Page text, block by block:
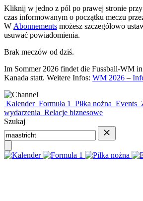
Kliknij w jedno z pól po prawej stronie przy
czas informowanym o początku meczu
W Abonnements możesz szczegółowo
usuwać powiadomienia.
Brak meczów od dziś.
Im Sommer 2026 findet die Fussball-WM
Kanada statt. Weitere Infos: WM 2026 –
Kalender Formuła 1 Piłka nożna Events
wydarzenia Relacje biznesowe
Szukaj